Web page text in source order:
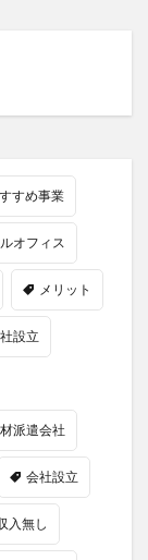
すめ事業
オフィス
メリット
設立
材派遣会社
会社設立
入無し